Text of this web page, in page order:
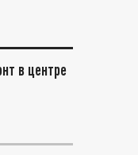
в центре